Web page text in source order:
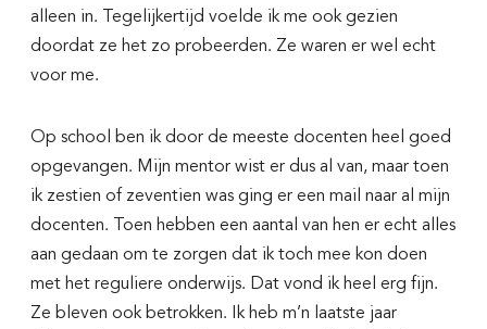
alleen in. Tegelijkertijd voelde ik me ook gezien
doordat ze het zo probeerden. Ze waren er wel echt
voor me.
Op school ben ik door de meeste docenten heel goed
opgevangen. Mijn mentor wist er dus al van, maar toen
ik zestien of zeventien was ging er een mail naar al mijn
docenten. Toen hebben een aantal van hen er echt alles
aan gedaan om te zorgen dat ik toch mee kon doen
met het reguliere onderwijs. Dat vond ik heel erg fijn.
Ze bleven ook betrokken. Ik heb m’n laatste jaar